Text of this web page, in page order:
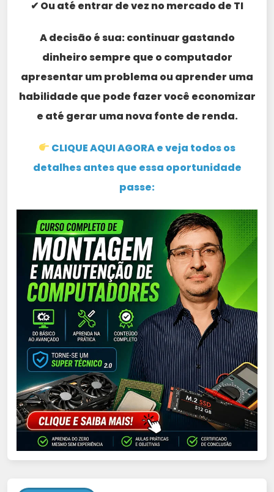
✔ Ou até entrar de vez no mercado de TI
A decisão é sua: continuar gastando
dinheiro sempre que o computador
apresentar um problema ou aprender uma
habilidade que pode fazer você economizar
e até gerar uma nova fonte de renda.
CLIQUE AQUI AGORA e veja todos os
detalhes antes que essa oportunidade
passe: